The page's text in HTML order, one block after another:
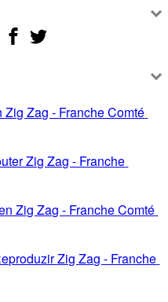
Zig Zag - Franche Comté
Zig Zag - Franche
Zig Zag - Franche Comté
Zig Zag - Franche